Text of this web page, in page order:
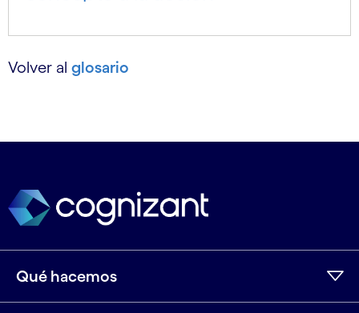
Volver al glosario
Qué hacemos